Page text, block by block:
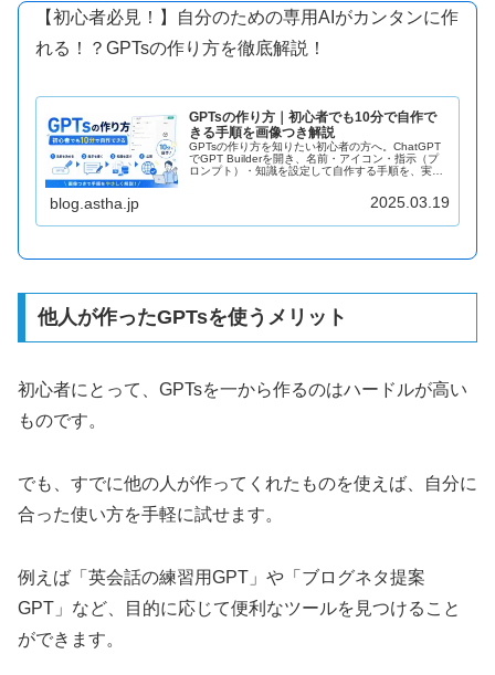
【初心者必見！】自分のための専用AIがカンタンに作
れる！？GPTsの作り方を徹底解説！
GPTsの作り方｜初心者でも10分で自作で
きる手順を画像つき解説
GPTsの作り方を知りたい初心者の方へ。ChatGPT
でGPT Builderを開き、名前・アイコン・指示（プ
ロンプト）・知識を設定して自作する手順を、実際
blog.astha.jp 2025.03.19
他人が作ったGPTsを使うメリット
初心者にとって、GPTsを一から作るのはハードルが高い
ものです。
でも、すでに他の人が作ってくれたものを使えば、自分に
合った使い方を手軽に試せます。
例えば「英会話の練習用GPT」や「ブログネタ提案
GPT」など、目的に応じて便利なツールを見つけること
ができます。